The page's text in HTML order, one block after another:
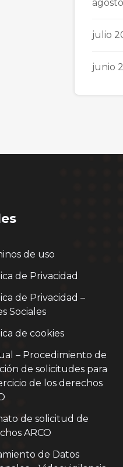
julio
junio
de uso
de Privacidad
de Privacidad –
Sociales
de cookies
– Procedimiento de
de solicitudes para
de los derechos
de solicitud de
ARCO
de Datos